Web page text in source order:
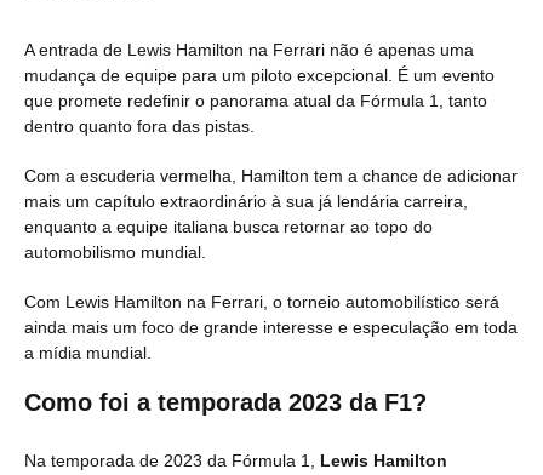
A entrada de Lewis Hamilton na Ferrari não é apenas uma
mudança de equipe para um piloto excepcional. É um evento
que promete redefinir o panorama atual da Fórmula 1, tanto
dentro quanto fora das pistas.
Com a escuderia vermelha, Hamilton tem a chance de adicionar
mais um capítulo extraordinário à sua já lendária carreira,
enquanto a equipe italiana busca retornar ao topo do
automobilismo mundial.
Com Lewis Hamilton na Ferrari, o torneio automobilístico será
ainda mais um foco de grande interesse e especulação em toda
a mídia mundial.
Como foi a temporada 2023 da F1?
Na temporada de 2023 da Fórmula 1, Lewis Hamilton